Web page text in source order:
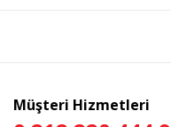
Müşteri Hizmetleri